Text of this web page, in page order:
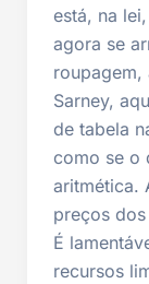
está, na
agora se
roupagem,
Sarney,
de tabela
como se o
aritmética.
preços
É
recursos